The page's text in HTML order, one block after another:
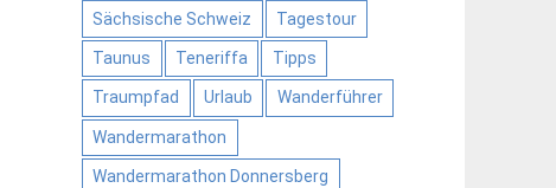
Sächsische Schweiz Tagestour
Taunus Teneriffa Tipps
Traumpfad Urlaub Wanderführer
Wandermarathon
Wandermarathon Donnersberg